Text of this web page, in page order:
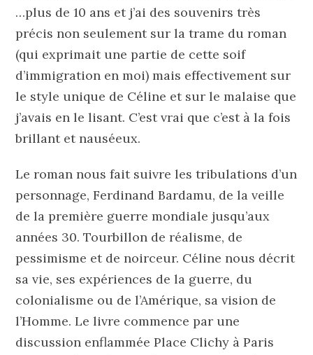
…plus de 10 ans et j’ai des souvenirs très
précis non seulement sur la trame du roman
(qui exprimait une partie de cette soif
d’immigration en moi) mais effectivement sur
le style unique de Céline et sur le malaise que
j’avais en le lisant. C’est vrai que c’est à la fois
brillant et nauséeux.
Le roman nous fait suivre les tribulations d’un
personnage, Ferdinand Bardamu, de la veille
de la première guerre mondiale jusqu’aux
années 30. Tourbillon de réalisme, de
pessimisme et de noirceur. Céline nous décrit
sa vie, ses expériences de la guerre, du
colonialisme ou de l’Amérique, sa vision de
l’Homme. Le livre commence par une
discussion enflammée Place Clichy à Paris